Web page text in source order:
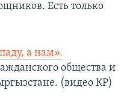
Есть только
а нам».
общества и
(видео КР)